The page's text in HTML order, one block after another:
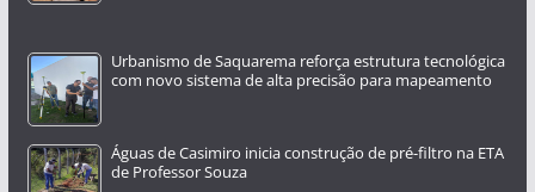
Urbanismo de Saquarema reforça estrutura tecnológica
com novo sistema de alta precisão para mapeamento
Águas de Casimiro inicia construção de pré-filtro na ETA
de Professor Souza